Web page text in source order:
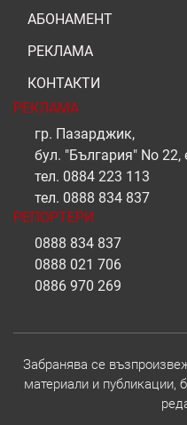
АБОНАМЕНТ
РЕКЛАМА
КОНТАКТИ
РЕКЛАМА
гр. Пазарджик,
бул. "България" No 22,
тел. 0884 223 113
тел. 0888 834 837
РЕПОРТЕРИ
0888 834 837
0888 021 706
0886 970 269
Забранява се
материали и публикации,